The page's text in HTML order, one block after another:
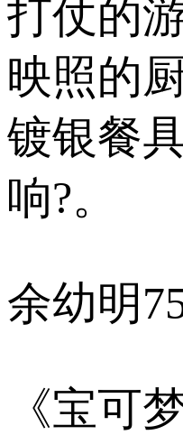
打仗的
映照的
镀银餐
响?。
余幼明
《宝可